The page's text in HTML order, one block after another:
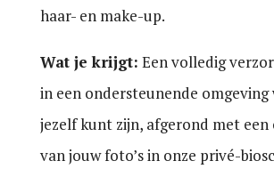
haar- en make-up.
Wat je krijgt: Een volledig
in een ondersteunende omgeving
jezelf kunt zijn, afgerond met
van jouw foto’s in onze privé-